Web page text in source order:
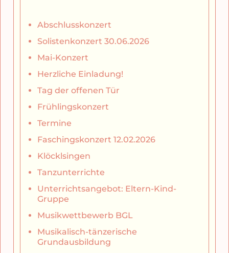
Abschlusskonzert
Solistenkonzert 30.06.2026
Mai-Konzert
Herzliche Einladung!
Tag der offenen Tür
Frühlingskonzert
Termine
Faschingskonzert 12.02.2026
Klöcklsingen
Tanzunterrichte
Unterrichtsangebot: Eltern-Kind-
Gruppe
Musikwettbewerb BGL
Musikalisch-tänzerische
Grundausbildung